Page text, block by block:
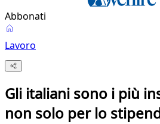
Abbonati
Lavoro
Gli italiani sono i più
non solo per lo